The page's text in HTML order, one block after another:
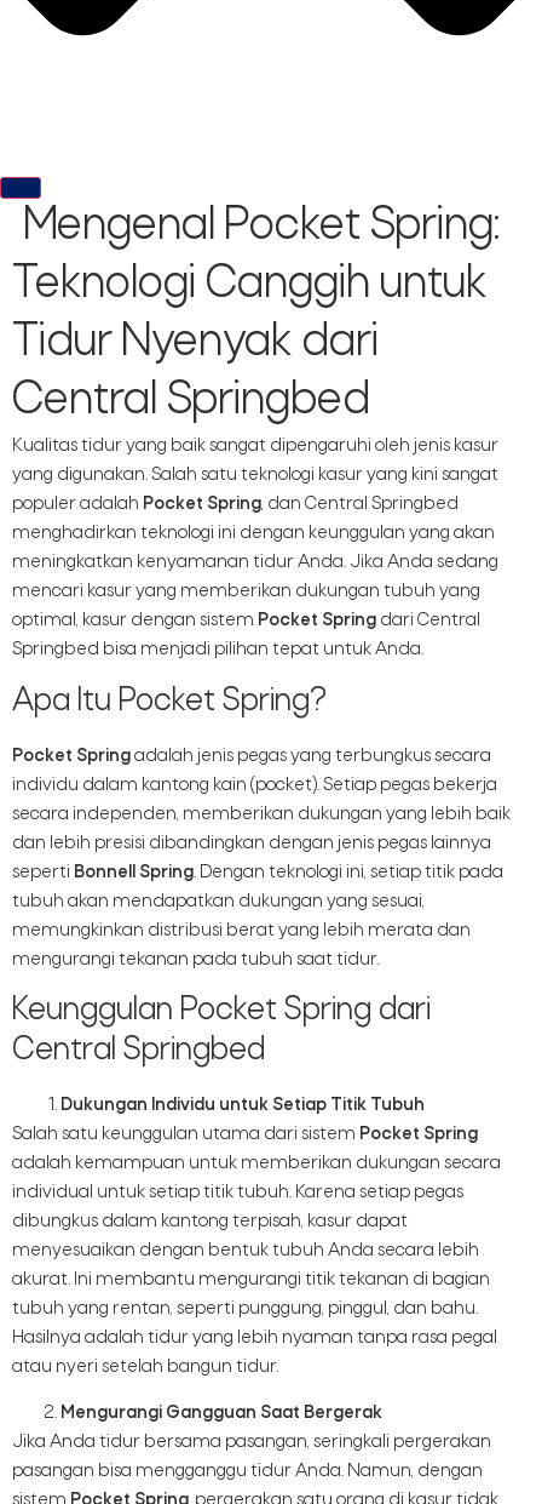
Mengenal Pocket Spring:
Teknologi Canggih untuk
Tidur Nyenyak dari
Central Springbed
Kualitas tidur yang baik sangat dipengaruhi oleh jenis kasur
yang digunakan. Salah satu teknologi kasur yang kini sangat
populer adalah Pocket Spring, dan Central Springbed
menghadirkan teknologi ini dengan keunggulan yang akan
meningkatkan kenyamanan tidur Anda. Jika Anda sedang
mencari kasur yang memberikan dukungan tubuh yang
optimal, kasur dengan sistem Pocket Spring dari Central
Springbed bisa menjadi pilihan tepat untuk Anda.
Apa Itu Pocket Spring?
Pocket Springadalah jenis pegas yang terbungkus secara
individu dalam kantong kain (pocket). Setiap pegas bekerja
secara independen, memberikan dukungan yang lebih baik
dan lebih presisi dibandingkan dengan jenis pegas lainnya
seperti Bonnell Spring. Dengan teknologi ini, setiap titik pada
tubuh akan mendapatkan dukungan yang sesuai,
memungkinkan distribusi berat yang lebih merata dan
mengurangi tekanan pada tubuh saat tidur.
Keunggulan Pocket Spring dari
Central Springbed
Dukungan Individu untuk Setiap Titik Tubuh
Salah satu keunggulan utama dari sistem Pocket Spring
adalah kemampuan untuk memberikan dukungan secara
individual untuk setiap titik tubuh. Karena setiap pegas
dibungkus dalam kantong terpisah, kasur dapat
menyesuaikan dengan bentuk tubuh Anda secara lebih
akurat. Ini membantu mengurangi titik tekanan di bagian
tubuh yang rentan, seperti punggung, pinggul, dan bahu.
Hasilnya adalah tidur yang lebih nyaman tanpa rasa pegal
atau nyeri setelah bangun tidur.
Mengurangi Gangguan Saat Bergerak
Jika Anda tidur bersama pasangan, seringkali pergerakan
pasangan bisa mengganggu tidur Anda. Namun, dengan